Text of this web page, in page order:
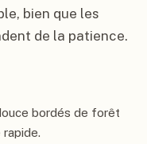
bien que les
de la patience.
bordés de forêt